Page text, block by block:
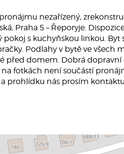
nezařízený,
Praha 5 – Řeporyje.
s kuchyňskou linkou.
Podlahy v bytě ve
domem. Dobrá
fotkách není součástí
a prohlídku nás prosím